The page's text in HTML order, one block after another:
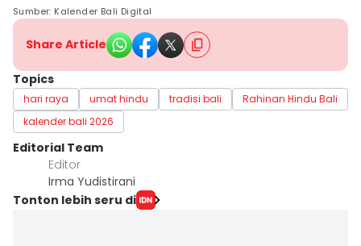
Sumber: Kalender Bali Digital
Share Article
Topics
hari raya umat hindu tradisi bali
Rahinan Hindu Bali
kalender bali 2026
Editorial Team
Editor
Irma Yudistirani
Tonton lebih seru di